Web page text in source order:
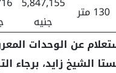
130 متر
جنيه
عن الوحدات
الشيخ زايد، برجاء